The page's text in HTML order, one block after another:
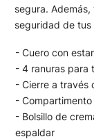
segura.
seguridad de
- Cuero con
- 4 ranuras para
- Cierre a través
-
- Bolsillo de
espaldar